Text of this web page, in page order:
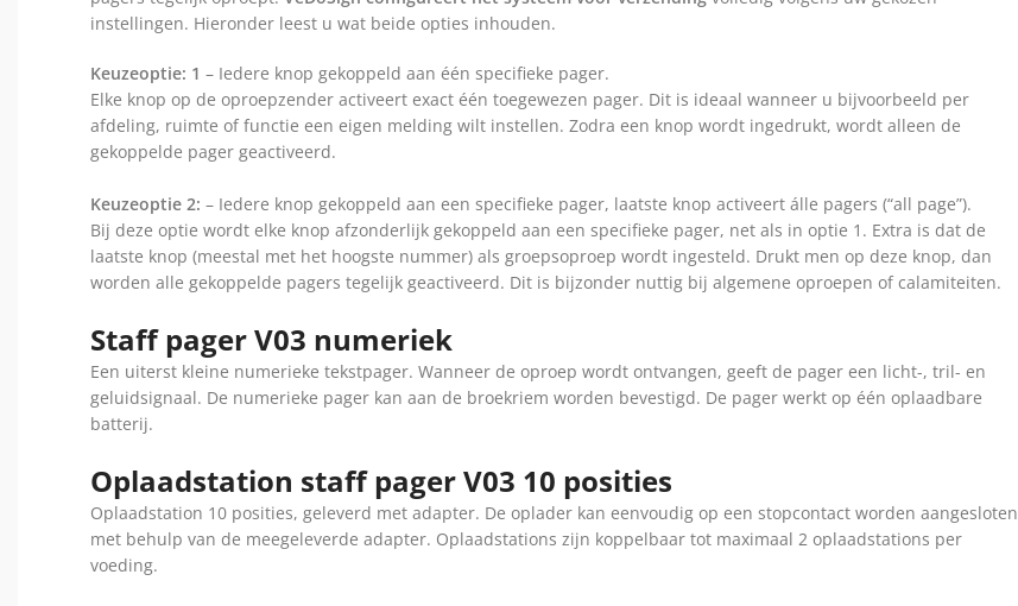
instellingen. Hieronder leest u wat beide opties inhouden.
Keuzeoptie: 1 – Iedere knop gekoppeld aan één specifieke pager.
Elke knop op de oproepzender activeert exact één toegewezen pager. Dit is ideaal wanneer u bijvoorbeeld per
afdeling, ruimte of functie een eigen melding wilt instellen. Zodra een knop wordt ingedrukt, wordt alleen de
gekoppelde pager geactiveerd.
Keuzeoptie 2: – Iedere knop gekoppeld aan een specifieke pager, laatste knop activeert álle pagers (“all page”).
Bij deze optie wordt elke knop afzonderlijk gekoppeld aan een specifieke pager, net als in optie 1. Extra is dat de
laatste knop (meestal met het hoogste nummer) als groepsoproep wordt ingesteld. Drukt men op deze knop, dan
worden alle gekoppelde pagers tegelijk geactiveerd. Dit is bijzonder nuttig bij algemene oproepen of calamiteiten.
Staff pager V03 numeriek
Een uiterst kleine numerieke tekstpager. Wanneer de oproep wordt ontvangen, geeft de pager een licht-, tril- en
geluidsignaal. De numerieke pager kan aan de broekriem worden bevestigd. De pager werkt op één oplaadbare
batterij.
Oplaadstation staff pager V03 10 posities
Oplaadstation 10 posities, geleverd met adapter. De oplader kan eenvoudig op een stopcontact worden aangesloten
met behulp van de meegeleverde adapter. Oplaadstations zijn koppelbaar tot maximaal 2 oplaadstations per
voeding.